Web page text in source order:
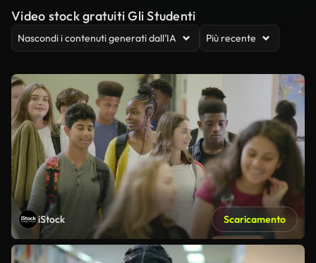
Video stock gratuiti Gli Studenti
Nascondi i contenuti generati dall’IA Più recente
iStock Scaricamento